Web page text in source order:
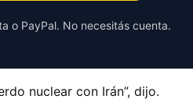
o PayPal. No necesitás cuenta.
nuclear con Irán”, dijo.